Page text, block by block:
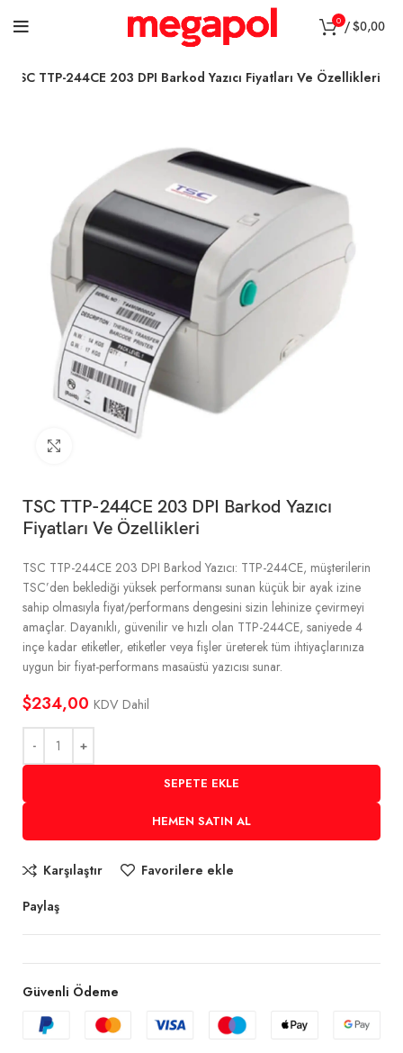
0 /$0,00
TSC TTP-244CE 203 DPI Barkod Yazıcı Fiyatları Ve Özellikleri
TSC TTP-244CE 203 DPI Barkod Yazıcı
Fiyatları Ve Özellikleri
TSC TTP-244CE 203 DPI Barkod Yazıcı: TTP-244CE, müşterilerin
TSC’den beklediği yüksek performansı sunan küçük bir ayak izine
sahip olmasıyla fiyat/performans dengesini sizin lehinize çevirmeyi
amaçlar. Dayanıklı, güvenilir ve hızlı olan TTP-244CE, saniyede 4
inçe kadar etiketler, etiketler veya fişler üreterek tüm ihtiyaçlarınıza
uygun bir fiyat-performans masaüstü yazıcısı sunar.
$234,00 KDV Dahil
SEPETE EKLE
HEMEN SATIN AL
Karşılaştır Favorilere ekle
Paylaş
Güvenli Ödeme